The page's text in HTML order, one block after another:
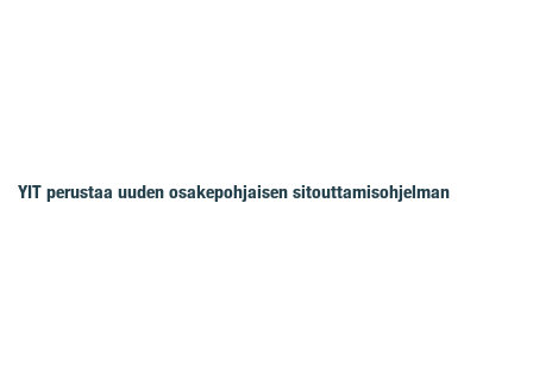
YIT perustaa uuden osakepohjaisen sitouttamisohjelman